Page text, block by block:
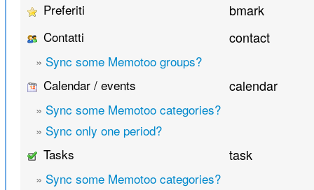
Preferiti
bmark
Contatti contact
» Sync some Memotoo groups?
Calendar / events
calendar
» Sync some Memotoo categories?
» Sync only one period?
Tasks
task
» Sync some Memotoo categories?